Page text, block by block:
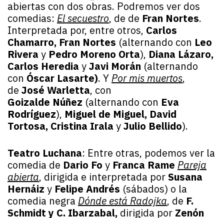
abiertas con dos obras. Podremos ver dos
comedias: El secuestro, de de Fran Nortes.
Interpretada por, entre otros, Carlos
Chamarro, Fran Nortes (alternando con Leo
Rivera y Pedro Moreno Orta), Diana Lázaro,
Carlos Heredia yJavi Morán (alternando
con Óscar Lasarte). YPor mis muertos,
de José Warletta, con
Goizalde Núñez (alternando con Eva
Rodríguez), Miguel de Miguel, David
Tortosa, Cristina Irala yJulio Bellido).
Teatro Luchana: Entre otras, podemos ver la
comedia de Dario Fo y Franca Rame Pareja
abierta, dirigida e interpretada porSusana
Hernáiz y Felipe Andrés (sábados) o la
comedia negra Dónde está Radojka, de F.
Schmidt y C. Ibarzabal, dirigida por Zenón